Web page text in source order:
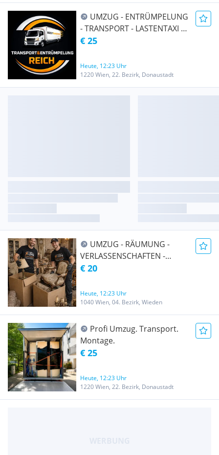
UMZUG - ENTRÜMPELUNG
- TRANSPORT - LASTENTAXI -
MÖBELTAXI
€ 25
Heute, 12:23 Uhr
1220 Wien, 22. Bezirk, Donaustadt
UMZUG - RÄUMUNG -
VERLASSENSCHAFTEN -
TRANSPORT -
ÜBERSIEDLUNG WIEN &
UMGEBUNG AUCH Ö-weit
und EU-weit
€ 20
Heute, 12:23 Uhr
1040 Wien, 04. Bezirk, Wieden
Profi Umzug. Transport.
Montage.
€ 25
Heute, 12:23 Uhr
1220 Wien, 22. Bezirk, Donaustadt